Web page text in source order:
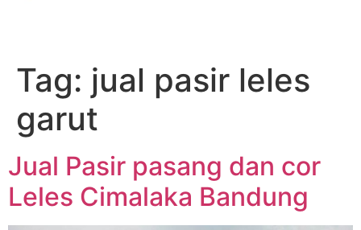
Tag: jual pasir leles
garut
Jual Pasir pasang dan cor
Leles Cimalaka Bandung